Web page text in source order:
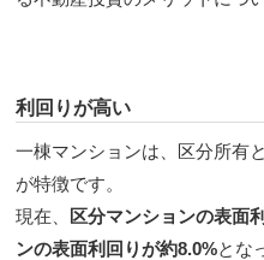
利回りが高い
一棟マンションは、区分所有
が特徴です。
現在、 区分マンションの表面
ンの表面利回りが約8.0%とな